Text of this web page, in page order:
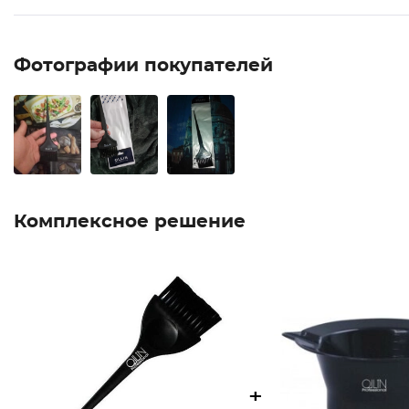
Фотографии покупателей
Комплексное решение
+